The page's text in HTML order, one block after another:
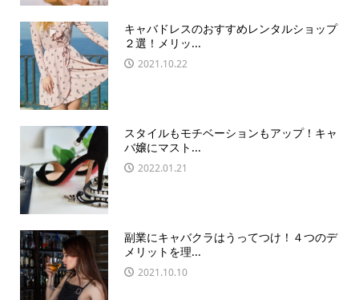
キャバドレスのおすすめレンタルショップ
２選！メリッ...
2021.10.22
スタイルもモチベーションもアップ！キャ
バ嬢にマスト...
2022.01.21
副業にキャバクラはうってつけ！４つのデ
メリットを理...
2021.10.10